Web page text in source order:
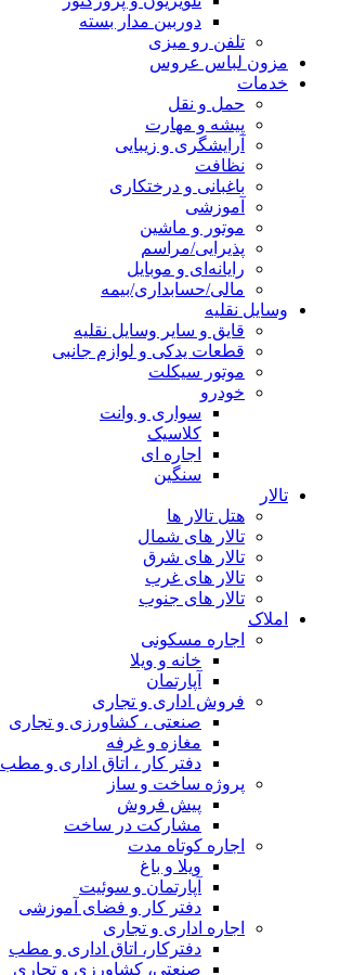
دوربین مدار بسته
تلفن رو میزی
مزون لباس عروس
خدمات
حمل و نقل
پیشه و مهارت
آرایشگری و زیبایی
نظافت
باغبانی و درختکاری
آموزشی
موتور و ماشین
پذیرایی/مراسم
رایانه‌ای و موبایل
مالی/حسابداری/بیمه
وسایل نقلیه
قایق و سایر وسایل نقلیه
قطعات یدکی و لوازم جانبی
موتور سیکلت
خودرو
سواری و وانت
کلاسیک
اجاره ای
سنگین
تالار
هتل تالار ها
تالار های شمال
تالار های شرق
تالار های غرب
تالار های جنوب
املاک
اجاره مسکونی
خانه و ویلا
آپارتمان
فروش اداری و تجاری
صنعتی ، کشاورزی و تجاری
مغازه و غرفه
دفتر کار ، اتاق اداری و مطب
پروژه ساخت و ساز
پیش فروش
مشارکت در ساخت
اجاره کوتاه مدت
ویلا و باغ
آپارتمان و سوئیت
دفتر کار و فضای آموزشی
اجاره اداری و تجاری
دفترکار، اتاق اداری و مطب
صنعتی، کشاورزی و تجاری